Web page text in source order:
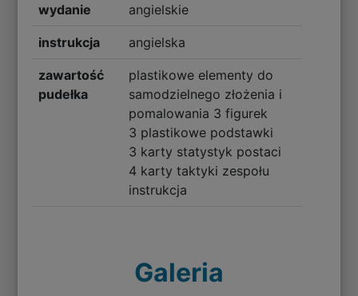
wydanie angielskie
instrukcja angielska
zawartość
pudełka
plastikowe elementy do
samodzielnego złożenia i
pomalowania 3 figurek
3 plastikowe podstawki
3 karty statystyk postaci
4 karty taktyki zespołu
instrukcja
Galeria